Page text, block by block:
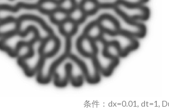
条件：dx=0.01, dt=1,